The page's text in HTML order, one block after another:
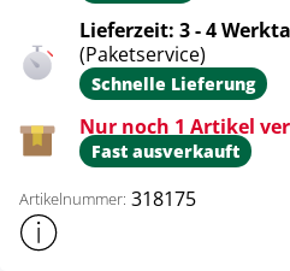
Lieferzeit: 3 - 4
(Paketservice)
Schnelle Lieferung
Nur noch 1 Artikel
Fast ausverkauft
Artikelnummer: 318175
Weitere Produktinformationen